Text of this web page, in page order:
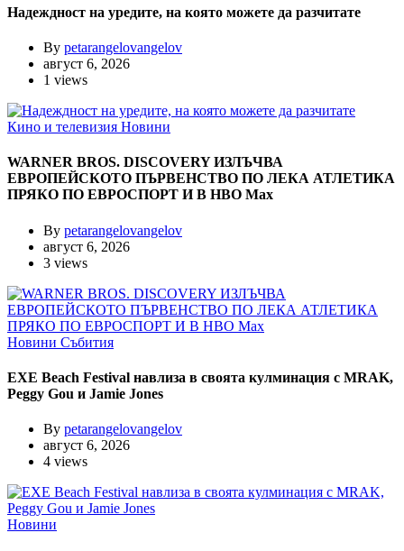
Надеждност на уредите, на която можете да разчитате
By petarangelovangelov
август 6, 2026
1 views
Кино и телевизия Новини
WARNER BROS. DISCOVERY ИЗЛЪЧВА
ЕВРОПЕЙСКОТО ПЪРВЕНСТВО ПО ЛЕКА АТЛЕТИКА
ПРЯКО ПО ЕВРОСПОРТ И В НВО Мах
By petarangelovangelov
август 6, 2026
3 views
Новини Събития
EXE Beach Festival навлиза в своята кулминация с MRAK,
Peggy Gou и Jamie Jones
By petarangelovangelov
август 6, 2026
4 views
Новини